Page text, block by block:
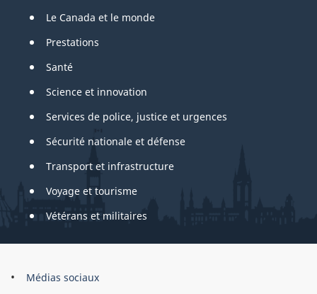
Le Canada et le monde
Prestations
Santé
Science et innovation
Services de police, justice et urgences
Sécurité nationale et défense
Transport et infrastructure
Voyage et tourisme
Vétérans et militaires
About
Médias sociaux